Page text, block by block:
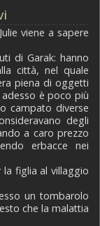
viene a sapere
di Garak: hanno
città, nel quale
piena di oggetti
è poco più
campato diverse
degli
a caro prezzo
erbacce nei
la figlia al villaggio
un tombarolo
che la malattia